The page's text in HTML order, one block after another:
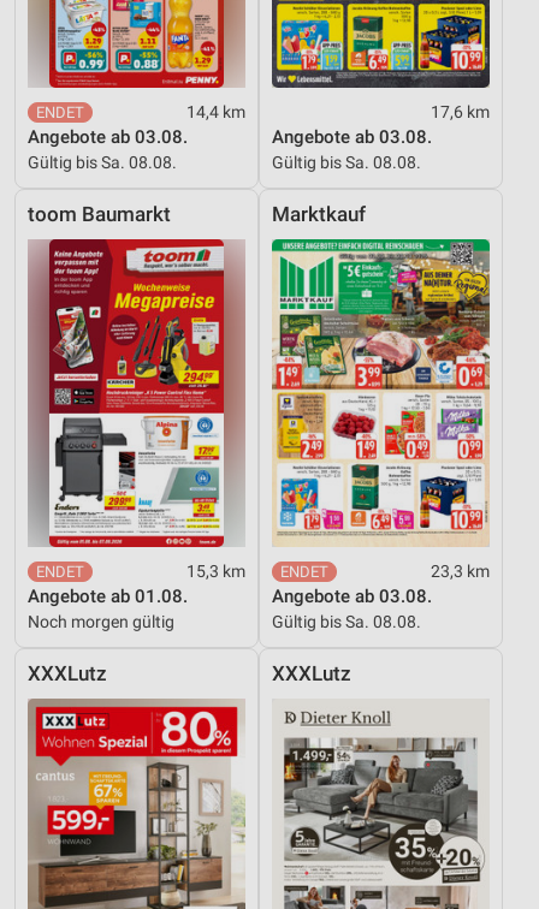
14,4 km
Angebote ab 03.08.
Gültig bis Sa. 08.08.
17,6 km
Angebote ab 03.08.
Gültig bis Sa. 08.08.
toom Baumarkt
15,3 km
Angebote ab 01.08.
Noch morgen gültig
Marktkauf
23,3 km
Angebote ab 03.08.
Gültig bis Sa. 08.08.
XXXLutz XXXLutz